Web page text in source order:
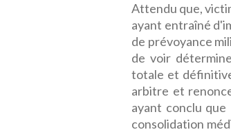
Attendu que,
ayant entraîné
de prévoyance
de voir
totale et
arbitre et
ayant conclu
consolidation